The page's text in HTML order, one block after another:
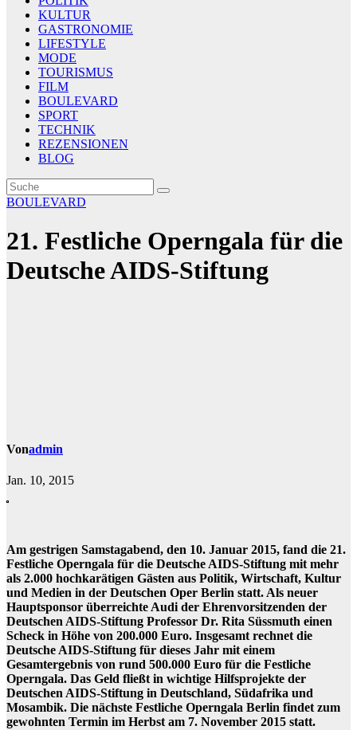
KULTUR
GASTRONOMIE
LIFESTYLE
MODE
TOURISMUS
FILM
BOULEVARD
SPORT
TECHNIK
REZENSIONEN
BLOG
BOULEVARD
21. Festliche Operngala für die
Deutsche AIDS-Stiftung
Vonadmin
Jan. 10, 2015
Am gestrigen Samstagabend, den 10. Januar 2015, fand die 21.
Festliche Operngala für die Deutsche AIDS-Stiftung mit mehr
als 2.000 hochkarätigen Gästen aus Politik, Wirtschaft, Kultur
und Medien in der Deutschen Oper Berlin statt. Als neuer
Hauptsponsor überreichte Audi der Ehrenvorsitzenden der
Deutschen AIDS-Stiftung Professor Dr. Rita Süssmuth einen
Scheck in Höhe von 200.000 Euro. Insgesamt rechnet die
Deutsche AIDS-Stiftung für dieses Jahr mit einem
Gesamtergebnis von rund 500.000 Euro für die Festliche
Operngala. Das Geld fließt in wichtige Hilfsprojekte der
Deutschen AIDS-Stiftung in Deutschland, Südafrika und
Mosambik. Die nächste Festliche Operngala Berlin findet zum
gewohnten Termin im Herbst am 7. November 2015 statt.